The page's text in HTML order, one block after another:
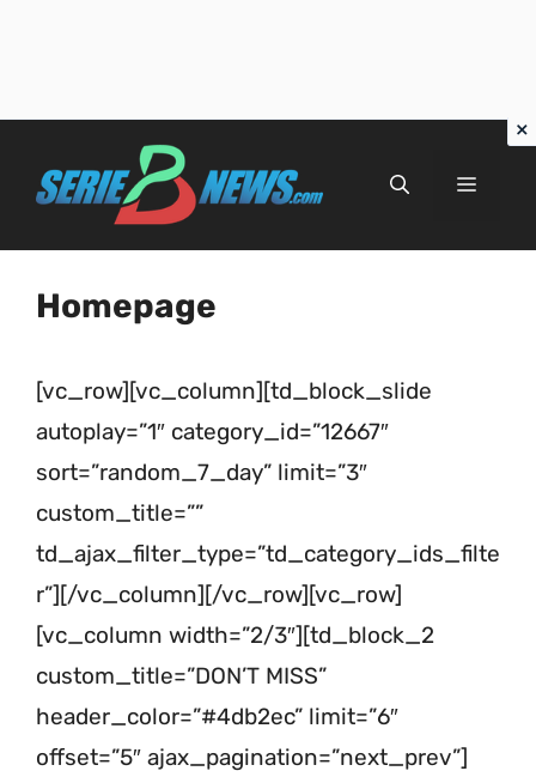
Menu
Homepage
[vc_row][vc_column][td_block_slide
autoplay=”1″ category_id=”12667″
sort=”random_7_day” limit=”3″
custom_title=””
td_ajax_filter_type=”td_category_ids_filte
r”][/vc_column][/vc_row][vc_row]
[vc_column width=”2/3″][td_block_2
custom_title=”DON’T MISS”
header_color=”#4db2ec” limit=”6″
offset=”5″ ajax_pagination=”next_prev”]